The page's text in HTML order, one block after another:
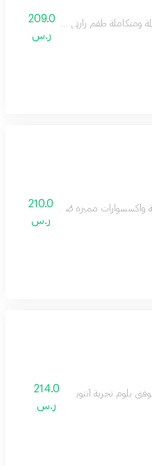
ومتكاملة طقم رارتي يقدّم تجربة عطرية
209.0
ر.س
واكسسوارات مميزة صُممت للرجل
210.0
ر.س
بلوم تجربة أنثوية متكاملة
214.0
ر.س